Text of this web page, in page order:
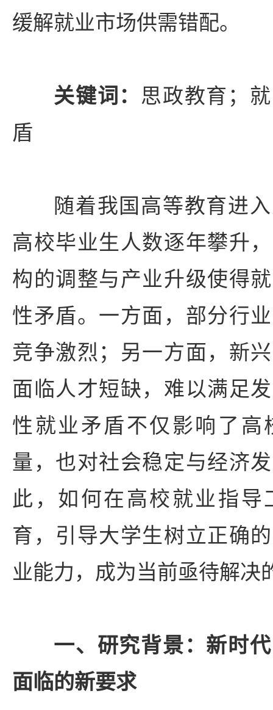
缓解就业市场供需错配。
关键词： 思政教育；
盾
随着我国高等教育进
高校毕业生人数逐年攀升
构的调整与产业升级使得
性矛盾。一方面，部分行
竞争激烈；另一方面，新
面临人才短缺，难以满足
性就业矛盾不仅影响了高
量，也对社会稳定与经济
此，如何在高校就业指导
育，引导大学生树立正确
业能力，成为当前亟待解决
一、研究背景：新时
面临的新要求